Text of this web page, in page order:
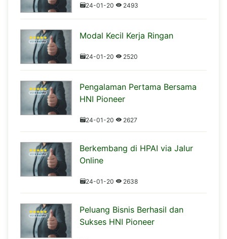
24-01-20 2493
Modal Kecil Kerja Ringan
24-01-20 2520
Pengalaman Pertama Bersama
HNI Pioneer
24-01-20 2627
Berkembang di HPAI via Jalur
Online
24-01-20 2638
Peluang Bisnis Berhasil dan
Sukses HNI Pioneer